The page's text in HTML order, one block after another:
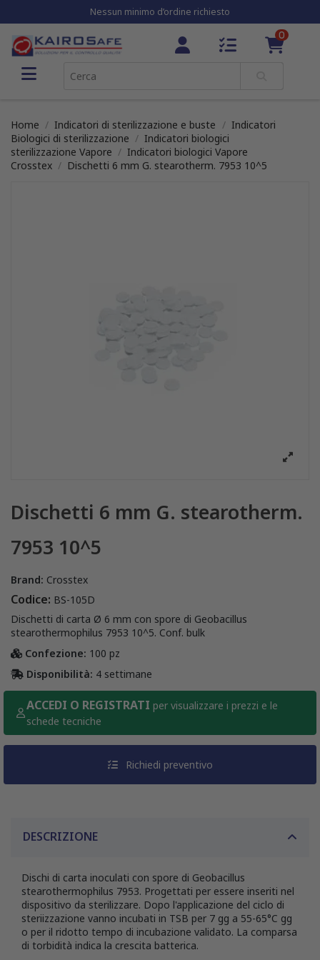
Nessun minimo d’ordine richiesto
0
Home Indicatori di sterilizzazione e buste
Indicatori
Biologici di sterilizzazione
Indicatori biologici
sterilizzazione Vapore
Indicatori biologici Vapore
Crosstex
Dischetti 6 mm G. stearotherm. 7953 10^5
Dischetti 6 mm G. stearotherm.
7953 10^5
Brand: Crosstex
Codice: BS-105D
Dischetti di carta Ø 6 mm con spore di Geobacillus
stearothermophilus 7953 10^5. Conf. bulk
Confezione: 100 pz
Disponibilità: 4 settimane
ACCEDI O REGISTRATI per visualizzare i prezzi e le
schede tecniche
Richiedi preventivo
DESCRIZIONE
Dischi di carta inoculati con spore di Geobacillus
stearothermophilus 7953. Progettati per essere inseriti nel
dispositivo da sterilizzare. Dopo l'applicazione del ciclo di
steriizzazione vanno incubati in TSB per 7 gg a 55-65°C gg
o per il ridotto tempo di incubazione validato. La comparsa
di torbidità indica la crescita batterica.